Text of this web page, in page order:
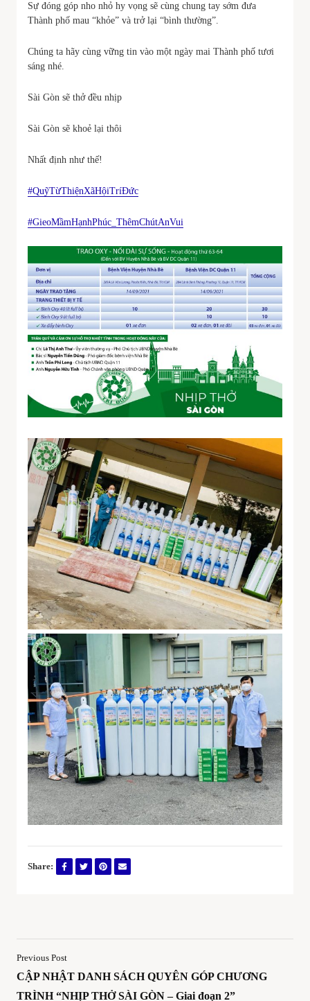
Sự đóng góp nho nhỏ hy vọng sẽ cùng chung tay sớm đưa
Thành phố mau “khỏe” và trở lại “bình thường”.
Chúng ta hãy cùng vững tin vào một ngày mai Thành phố tươi
sáng nhé.
Sài Gòn sẽ thở đều nhịp
Sài Gòn sẽ khoẻ lại thôi
Nhất định như thế!
#QuỹTừThiệnXãHộiTríĐức
#GieoMầmHạnhPhúc_ThêmChútAnVui
Share:
Previous Post
CẬP NHẬT DANH SÁCH QUYÊN GÓP CHƯƠNG
TRÌNH “NHỊP THỞ SÀI GÒN – Giai đoạn 2”